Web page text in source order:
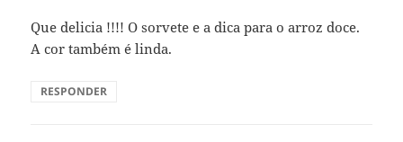
Que delicia !!!! O sorvete e a dica para o arroz doce.
A cor também é linda.
RESPONDER